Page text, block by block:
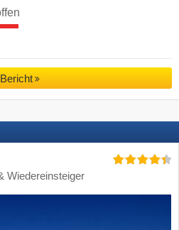
Bericht
Wiedereinsteiger